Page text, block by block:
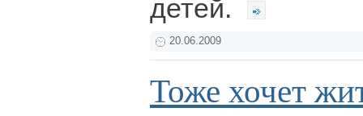
детей.
20.06.2009
Тоже хочет